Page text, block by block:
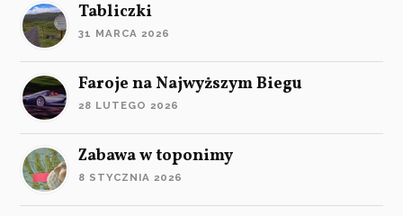
Tabliczki
31 MARCA 2026
Faroje na Najwyższym Biegu
28 LUTEGO 2026
Zabawa w toponimy
8 STYCZNIA 2026